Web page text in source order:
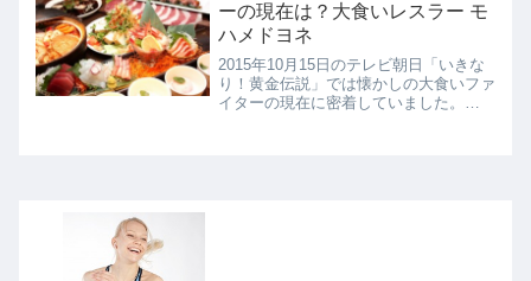
ーの現在は？大食いレスラー モ
ハメドヨネ
2015年10月15日のテレビ朝日「いきな
り！黄金伝説」では懐かしの大食いファ
イターの現在に密着していました。